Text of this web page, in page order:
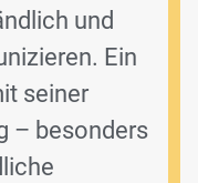
und
Ein
seiner
– besonders